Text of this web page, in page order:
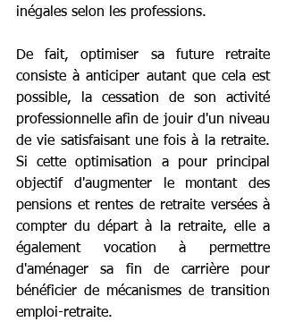
inégales selon les professions.
De fait, optimiser sa future retraite
consiste à anticiper autant que cela est
possible, la cessation de son activité
professionnelle afin de jouir d'un niveau
de vie satisfaisant une fois à la retraite.
Si cette optimisation a pour principal
objectif d'augmenter le montant des
pensions et rentes de retraite versées à
compter du départ à la retraite, elle a
également vocation à permettre
d'aménager sa fin de carrière pour
bénéficier de mécanismes de transition
emploi-retraite.